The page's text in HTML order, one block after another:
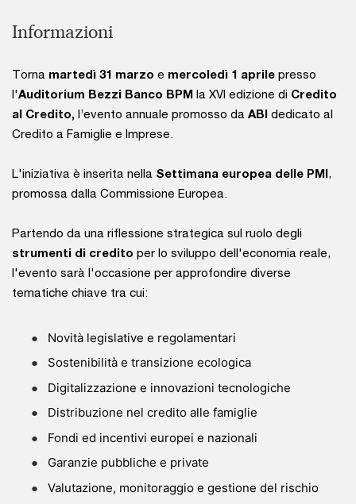
Informazioni
Torna martedì 31 marzo e mercoledì 1 aprile presso
l'Auditorium Bezzi Banco BPM la XVI edizione di Credito
al Credito, l’evento annuale promosso da ABI dedicato al
Credito a Famiglie e Imprese.
L'iniziativa è inserita nella Settimana europea delle PMI,
promossa dalla Commissione Europea.
Partendo da una riflessione strategica sul ruolo degli
strumenti di credito per lo sviluppo dell'economia reale,
l'evento sarà l'occasione per approfondire diverse
tematiche chiave tra cui:
Novità legislative e regolamentari
Sostenibilità e transizione ecologica
Digitalizzazione e innovazioni tecnologiche
Distribuzione nel credito alle famiglie
Fondi ed incentivi europei e nazionali
Garanzie pubbliche e private
Valutazione, monitoraggio e gestione del rischio